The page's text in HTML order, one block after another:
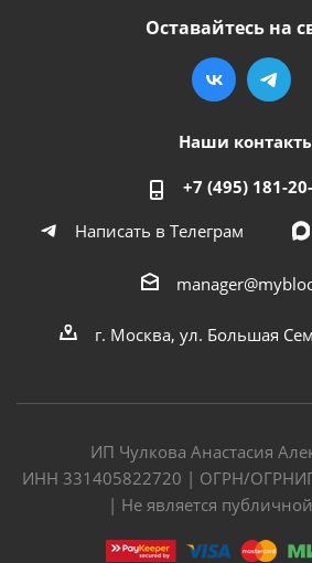
Оставайтесь на
Наши
+7 (495) 181-
Написать в Телеграм
г. Москва, ул. Большая
ИП Чулкова Анастасия
ИНН 331405822720 | ОГРН/
| Не является